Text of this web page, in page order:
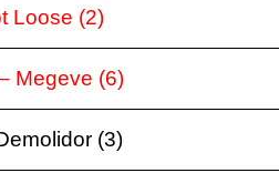
Loose (2)
Megeve (6)
(3)